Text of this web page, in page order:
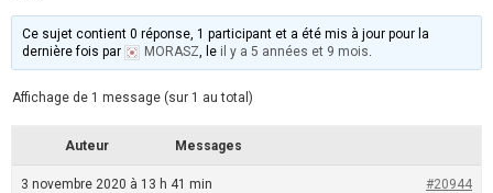
Ce sujet contient 0 réponse, 1 participant et a été mis à jour pour la
dernière fois par
MORASZ, le il y a 5 années et 9 mois.
Affichage de 1 message (sur 1 au total)
Auteur Messages
3 novembre 2020 à 13 h 41 min #20944